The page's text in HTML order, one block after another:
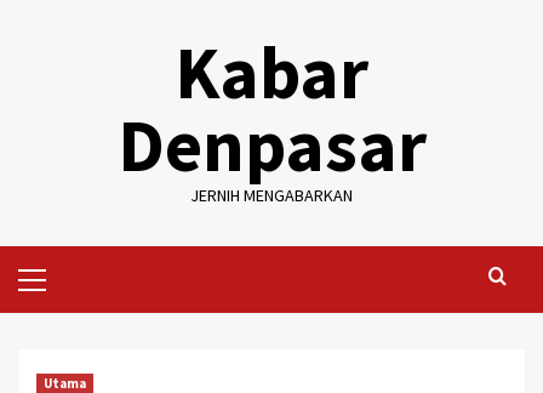
Kabar
Denpasar
JERNIH MENGABARKAN
Menu
Utama